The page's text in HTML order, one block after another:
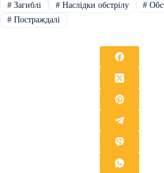
#Загиблі #Наслідки обстрілу #
#Постраждалі